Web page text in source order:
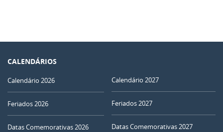
CALENDÁRIOS
Calendário 2026
Feriados 2026
Datas Comemorativas 2026
Calendário 2027
Feriados 2027
Datas Comemorativas 2027